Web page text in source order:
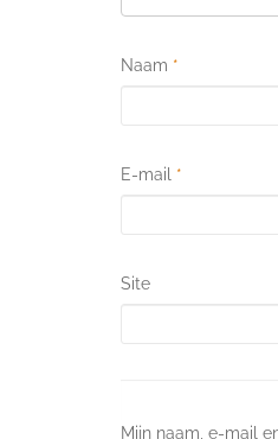
Naam *
E-mail *
Site
Mijn naam, e-mail